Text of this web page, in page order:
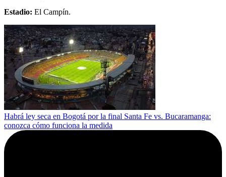
Estadio: El Campín.
Habrá ley seca en Bogotá por la final Santa Fe vs. Bucaramanga:
conozca cómo funciona la medida